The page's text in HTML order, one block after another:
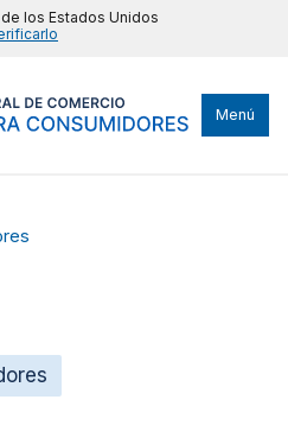
los Estados Unidos
Menú